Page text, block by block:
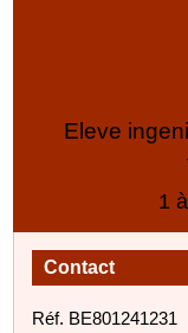
Eleve
1
Contact
Réf. BE801241231